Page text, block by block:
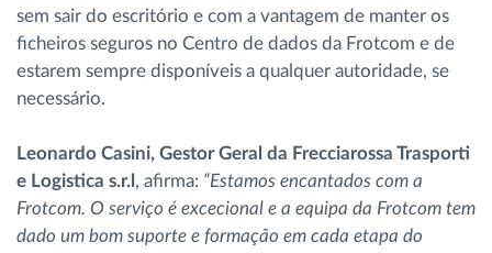
sem sair do escritório e com a vantagem de manter os
ficheiros seguros no Centro de dados da Frotcom e de
estarem sempre disponíveis a qualquer autoridade, se
necessário.
Leonardo Casini, Gestor Geral da Frecciarossa Trasporti
e Logistica s.r.l , afirma: “Estamos encantados com a
Frotcom. O serviço é excecional e a equipa da Frotcom tem
dado um bom suporte e formação em cada etapa do